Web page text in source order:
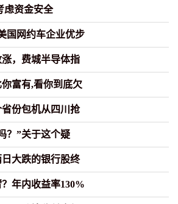
虑资金安全
国网约车企业优步
，费城半导体指
富有,看你到底欠
份包机从四川抢
？”关于这个疑
大跌的银行股终
年内收益率130%